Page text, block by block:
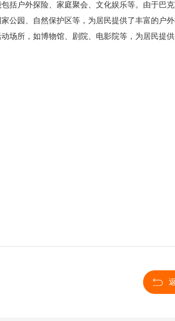
括户外探险、家庭聚会、文化娱乐等。由于巴
公园、自然保护区等，为居民提供了丰富的户
场所，如博物馆、剧院、电影院等，为居民提